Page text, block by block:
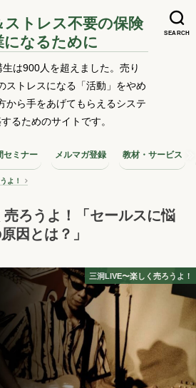
SEARCH
ストレス不要の保険
になるために
は900人を超えました。売り
ストレスになる「活動」をやめ
から手をあげてもらえるシステ
るためのサイトです。
セミナー メルマガ登録 教材・サービス
よ！
ろうよ！「セールスに悩
因とは？」
三洞LIVE〜楽しく売ろうよ！